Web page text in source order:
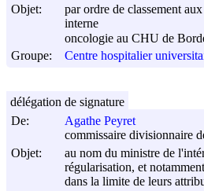
Objet:
par ordre de classement
interne
oncologie au CHU de
Groupe:
Centre hospitalier
De:
Agathe Peyret
commissaire divisionnaire
Objet:
au nom du ministre de
régularisation, et
dans la limite de leurs
délégation de signature